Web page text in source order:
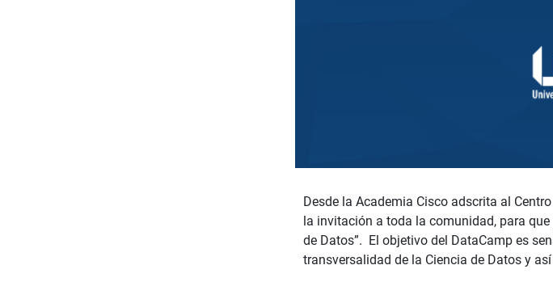
Desde la Academia Cisco adscrita al
la invitación a toda la comunidad, para
de Datos”. El objetivo del DataCamp es
transversalidad de la Ciencia de Datos y